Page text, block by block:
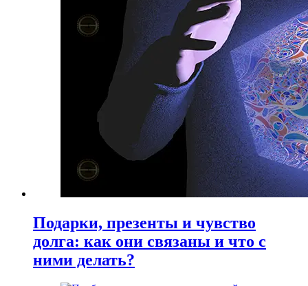
Подарки, презенты и чувство
долга: как они связаны и что с
ними делать?